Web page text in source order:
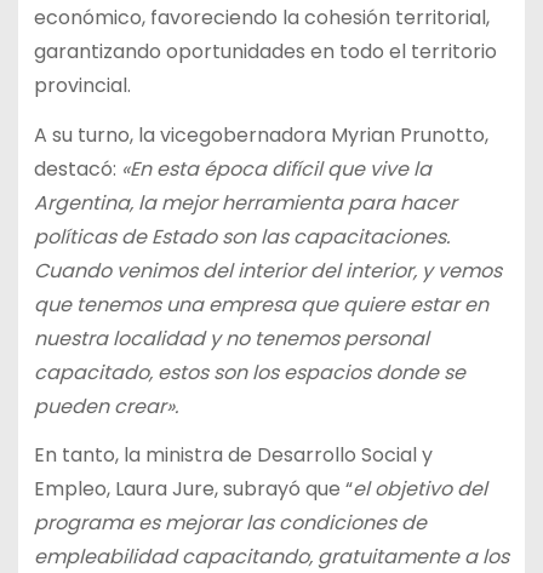
económico, favoreciendo la cohesión territorial,
garantizando oportunidades en todo el territorio
provincial.
A su turno, la vicegobernadora Myrian Prunotto,
destacó: «En esta época difícil que vive la
Argentina, la mejor herramienta para hacer
políticas de Estado son las capacitaciones.
Cuando venimos del interior del interior, y vemos
que tenemos una empresa que quiere estar en
nuestra localidad y no tenemos personal
capacitado, estos son los espacios donde se
pueden crear».
En tanto, la ministra de Desarrollo Social y
Empleo, Laura Jure, subrayó que “el objetivo del
programa es mejorar las condiciones de
empleabilidad capacitando, gratuitamente a los